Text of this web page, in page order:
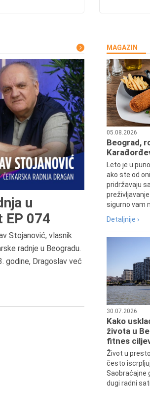
u
EP 074
Stojanović, vlasnik
radnje u Beogradu.
godine, Dragoslav već
MAGAZIN
05.08.2026
Beograd,
Leto je u
ako ste od
pridržavaju
sigurno vam
Detaljnije ›
30.07.2026
Kako
života u
fitnes
Život u
često
Saobraćajne
dugi radni
Preminula je
vazduhoplovni
Udruženja